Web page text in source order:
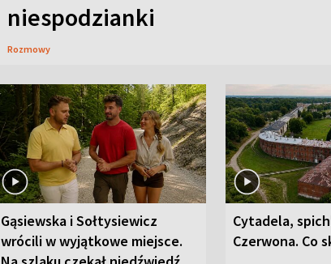
niespodzianki
Rozmowy
Gąsiewska i Sołtysiewicz
wrócili w wyjątkowe miejsce.
Cytadela,
Czerwona. Co